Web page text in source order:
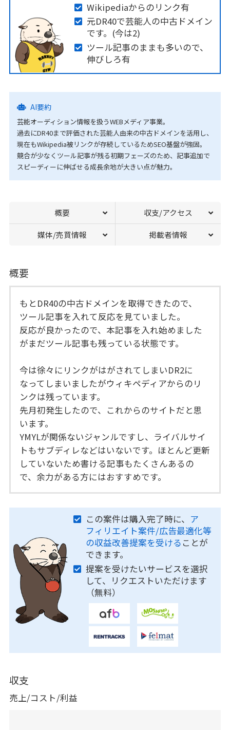
Wikipediaからのリンク有
元DR40で芸能人の中古ドメイン
です。(今は2)
ツール記事のままも多いので、
伸びしろ有
AI要約
芸能オーディション情報を扱うWEBメディア事業。
過去にDR40まで評価された芸能人由来の中古ドメインを活用し、
現在もWikipedia被リンクが存続しているためSEO基盤が強固。
競合が少なくツール記事が残る初期フェーズのため、記事追加で
スピーディーに伸ばせる成長余地が大きい点が魅力。
概要 収支/アクセス
媒体/売買情報 掲載者情報
概要
もとDR40の中古ドメインを取得できたので、
ツール記事を入れて反応を見ていました。
反応が良かったので、本記事を入れ始めました
がまだツール記事も残っている状態です。
今は徐々にリンクがはがされてしまいDR2に
なってしまいましたがウィキペディアからのリ
ンクは残っています。
先月初発生したので、これからのサイトだと思
います。
YMYLが関係ないジャンルですし、ライバルサイ
トもサブディレなどはいないです。ほとんど更新
していないため書ける記事もたくさんあるの
で、余力がある方にはおすすめです。
この案件は購入完了時に、 ア
フィリエイト案件/広告最適化等
の収益改善提案を受ける ことが
できます。
提案を受けたいサービスを選択
して、リクエストいただけます
（無料）
収支
売上/コスト/利益